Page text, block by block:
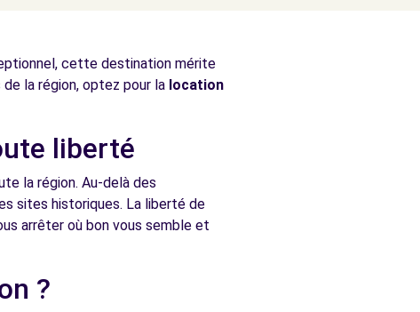
cette destination mérite
la région, optez pour la location
liberté
la région. Au-delà des
sites historiques. La liberté de
arrêter où bon vous semble et
?